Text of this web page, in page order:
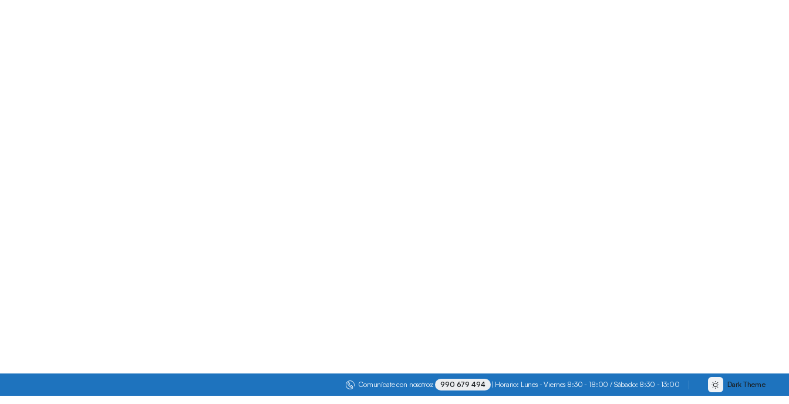
Comunícate con nosotros: 990 679 494 | Horario: Lunes - Viernes 8:30 - 18:00 / Sábado: 8:30 - 13:00 Dark Theme